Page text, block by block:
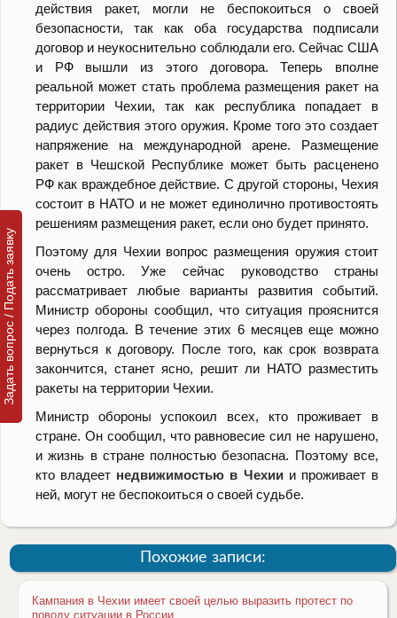
действия ракет, могли не беспокоиться о своей
безопасности, так как оба государства подписали
договор и неукоснительно соблюдали его. Сейчас США
и РФ вышли из этого договора. Теперь вполне
реальной может стать проблема размещения ракет на
территории Чехии, так как республика попадает в
радиус действия этого оружия. Кроме того это создает
напряжение на международной арене. Размещение
ракет в Чешской Республике может быть расценено
РФ как враждебное действие. С другой стороны, Чехия
состоит в НАТО и не может единолично противостоять
решениям размещения ракет, если оно будет принято.
Поэтому для Чехии вопрос размещения оружия стоит
очень остро. Уже сейчас руководство страны
рассматривает любые варианты развития событий.
Министр обороны сообщил, что ситуация прояснится
через полгода. В течение этих 6 месяцев еще можно
вернуться к договору. После того, как срок возврата
закончится, станет ясно, решит ли НАТО разместить
ракеты на территории Чехии.
Министр обороны успокоил всех, кто проживает в
стране. Он сообщил, что равновесие сил не нарушено,
и жизнь в стране полностью безопасна. Поэтому все,
кто владеет недвижимостью в Чехиии проживает в
ней, могут не беспокоиться о своей судьбе.
Похожие записи:
Кампания в Чехии имеет своей целью выразить протест по
поводу ситуации в России
Задать вопрос / Подать заявку